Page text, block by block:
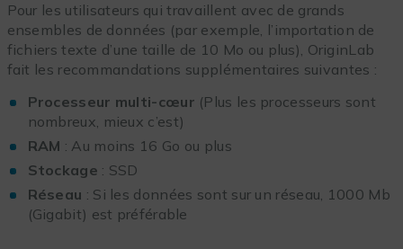
Pour les utilisateurs qui travaillent avec de grands
ensembles de données (par exemple, l’importation de
fichiers texte d’une taille de 10 Mo ou plus), OriginLab
fait les recommandations supplémentaires suivantes :
Processeur multi-cœur (Plus les processeurs sont
nombreux, mieux c’est)
RAM : Au moins 16 Go ou plus
Stockage : SSD
Réseau : Si les données sont sur un réseau, 1000 Mb
(Gigabit) est préférable